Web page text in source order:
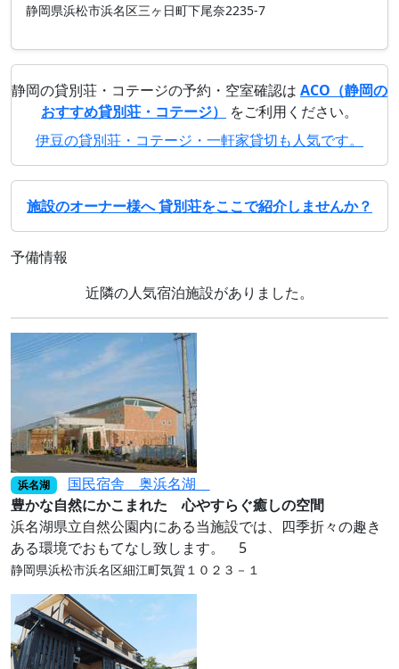
静岡県浜松市浜名区三ヶ日町下尾奈2235-7
静岡の貸別荘・コテージの予約・空室確認は ACO（静岡の
おすすめ貸別荘・コテージ）
をご利用ください。
伊豆の貸別荘・コテージ・一軒家貸切も人気です。
施設のオーナー様へ 貸別荘をここで紹介しませんか？
予備情報
近隣の人気宿泊施設がありました。
浜名湖
国民宿舎 奥浜名湖
豊かな自然にかこまれた 心やすらぐ癒しの空間
浜名湖県立自然公園内にある当施設では、四季折々の趣き
ある環境でおもてなし致します。 5
静岡県浜松市浜名区細江町気賀１０２３－１